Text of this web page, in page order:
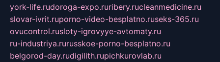
york-life.rudoroga-expo.ruribery.rucleanmedicine.ru
slovar-ivrit.ruporno-video-besplatno.ruseks-365.ru
ovucontrol.rusloty-igrovyye-avtomaty.ru
ru-industriya.rurusskoe-porno-besplatno.ru
belgorod-day.rudigilith.rupichkurovlab.ru